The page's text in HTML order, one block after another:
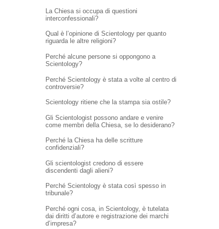
La Chiesa si occupa di questioni
interconfessionali?
Qual è l’opinione di Scientology per quanto
riguarda le altre religioni?
Perché alcune persone si oppongono a
Scientology?
Perché Scientology è stata a volte al centro di
controversie?
Scientology ritiene che la stampa sia ostile?
Gli Scientologist possono andare e venire
come membri della Chiesa, se lo desiderano?
Perché la Chiesa ha delle scritture
confidenziali?
Gli scientologist credono di essere
discendenti dagli alieni?
Perché Scientology è stata così spesso in
tribunale?
Perché ogni cosa, in Scientology, è tutelata
dai diritti d’autore e registrazione dei marchi
d’impresa?